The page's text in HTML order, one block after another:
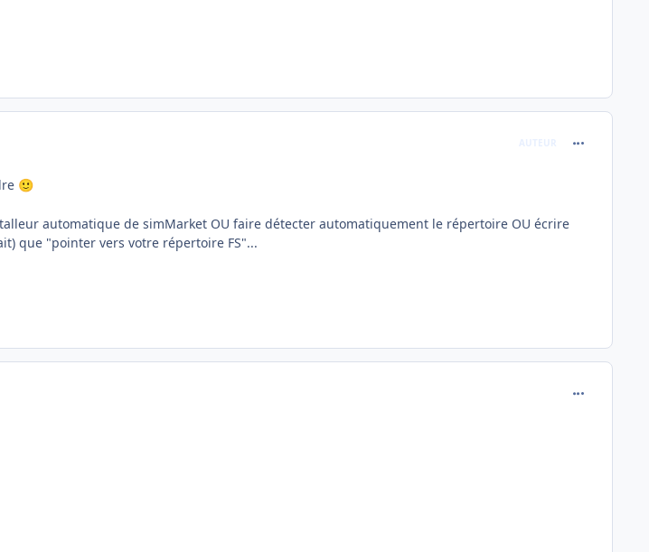
AUTEUR
🙂
automatique de simMarket OU faire détecter automatiquement le répertoire OU écrire
que "pointer vers votre répertoire FS"...